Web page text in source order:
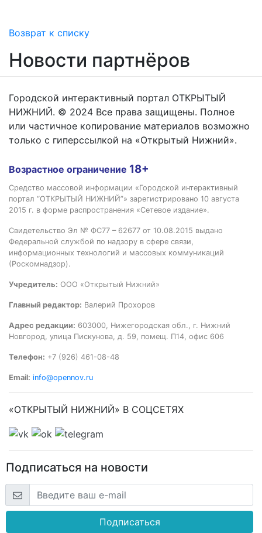
Возврат к списку
Новости партнёров
Городской интерактивный портал ОТКРЫТЫЙ
НИЖНИЙ. © 2024 Все права защищены. Полное
или частичное копирование материалов возможно
только с гиперссылкой на «Открытый Нижний».
Возрастное ограничение 18+
Средство массовой информации «Городской интерактивный
портал “ОТКРЫТЫЙ НИЖНИЙ”» зарегистрировано 10 августа
2015 г. в форме распространения «Сетевое издание».
Свидетельство Эл № ФС77 – 62677 от 10.08.2015 выдано
Федеральной службой по надзору в сфере связи,
информационных технологий и массовых коммуникаций
(Роскомнадзор).
Учредитель: ООО «Открытый Нижний»
Главный редактор: Валерий Прохоров
Адрес редакции: 603000, Нижегородская обл., г. Нижний
Новгород, улица Пискунова, д. 59, помещ. П14, офис 606
Телефон: +7 (926) 461-08-48
Email: info@opennov.ru
«ОТКРЫТЫЙ НИЖНИЙ» В СОЦСЕТЯХ
Подписаться на новости
Подписаться